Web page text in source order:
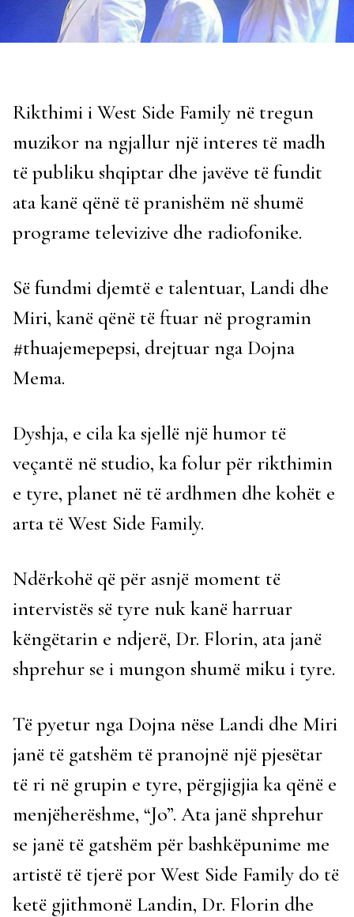
Rikthimi i West Side Family në tregun
muzikor na ngjallur një interes të madh
të publiku shqiptar dhe javëve të fundit
ata kanë qënë të pranishëm në shumë
programe televizive dhe radiofonike.
Së fundmi djemtë e talentuar, Landi dhe
Miri, kanë qënë të ftuar në programin
#thuajemepepsi, drejtuar nga Dojna
Mema.
Dyshja, e cila ka sjellë një humor të
veçantë në studio, ka folur për rikthimin
e tyre, planet në të ardhmen dhe kohët e
arta të West Side Family.
Ndërkohë që për asnjë moment të
intervistës së tyre nuk kanë harruar
këngëtarin e ndjerë, Dr. Florin, ata janë
shprehur se i mungon shumë miku i tyre.
Të pyetur nga Dojna nëse Landi dhe Miri
janë të gatshëm të pranojnë një pjesëtar
të ri në grupin e tyre, përgjigjia ka qënë e
menjëherëshme, “Jo”. Ata janë shprehur
se janë të gatshëm për bashkëpunime me
artistë të tjerë por West Side Family do të
ketë gjithmonë Landin, Dr. Florin dhe